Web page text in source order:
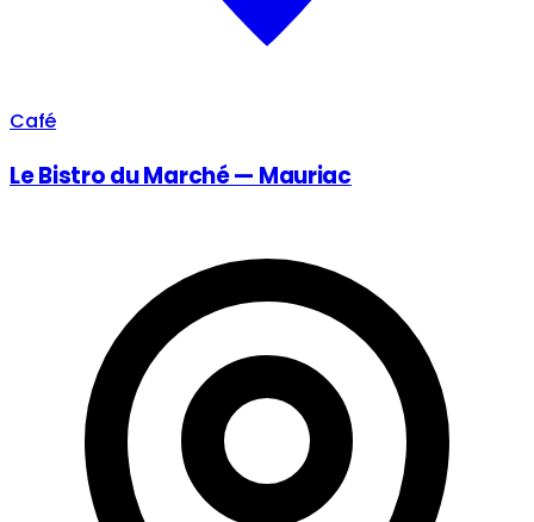
Café
Le Bistro du Marché — Mauriac